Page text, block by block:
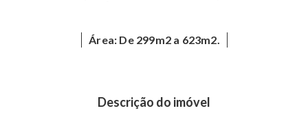
Área: De 299m2 a 623m2.
Descrição do imóvel